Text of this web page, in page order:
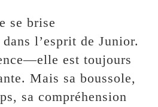
se brise
l’esprit de Junior.
est toujours
Mais sa boussole,
sa compréhension